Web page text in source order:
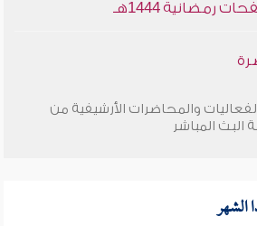
1444هـ
والمحاضرات الأرشيفية من
البث المباشر
الشهر